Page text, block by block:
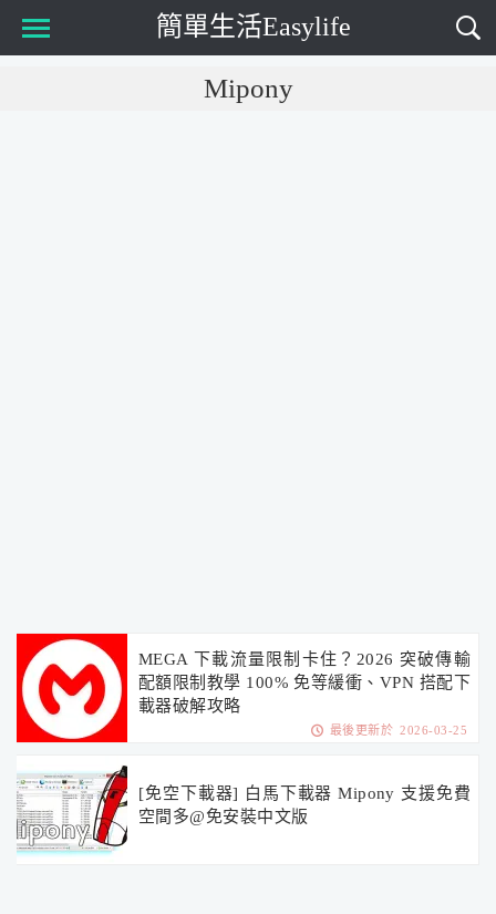
簡單生活Easylife
Mipony
MEGA 下載流量限制卡住？2026 突破傳輸
配額限制教學 100% 免等緩衝、VPN 搭配下
載器破解攻略
最後更新於 2026-03-25
[免空下載器] 白馬下載器 Mipony 支援免費
空間多@免安裝中文版